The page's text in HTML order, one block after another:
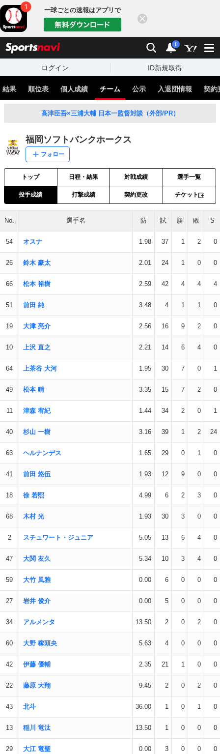
一球ごとの速報はアプリで
検索 通知
i
ログイン ID新規取得
結果 順位表 個人成績 チーム 公示 入退団情報 契約
髙津臣吾×三浦大輔 日本一監督対談（外部/PR）
福岡ソフトバンクホークス
フォロー
トップ 日程・結果 対戦成績 選手一覧
投手成績 打撃成績 契約更改 チケット
No. 選手名 防 試 勝 敗 S
54 オスナ 1.98 37 1 2 0
26 鈴木 豪太 2.01 24 1 0 0
66 松本 裕樹 2.59 42 4 4 4
51 前田 純 3.48 4 1 1 0
19 大津 亮介 2.56 16 9 2 0
10 上沢 直之 2.21 14 6 4 0
64 上茶谷 大河 1.95 30 7 0 1
49 松本 晴 3.35 15 7 2 0
11 津森 宥紀 1.44 34 2 0 1
40 杉山 一樹 3.16 39 1 2 24
63 ヘルナンデス 1.65 29 0 1 0
41 前田 悠伍 1.93 12 9 0 0
18 徐 若熙 4.99 6 2 3 0
68 木村 光 1.93 30 3 0 0
2 スチュワート・ジュニア 5.05 13 6 4 0
47 大関 友久 5.34 10 3 4 0
59 大竹 風雅 0.00 6 0 0 0
27 岩井 俊介 0.00 5 0 0 0
34 アルメンタ 13.50 2 0 2 0
60 大野 稼頭央 5.63 4 0 0 0
42 伊藤 優輔 2.35 21 1 0 0
22 藤原 大翔 9.45 2 0 2 0
43 北斗 36.00 1 0 1 0
13 稲川 竜汰 13.50 1 0 0 0
29 大江 竜聖 0.00 3 0 0 0